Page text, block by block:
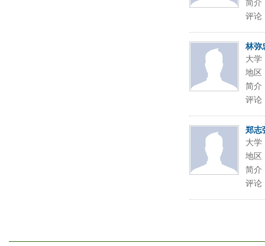
简介
评论
林弥
大学
地区
简介
评论
郑志
大学
地区
简介
评论